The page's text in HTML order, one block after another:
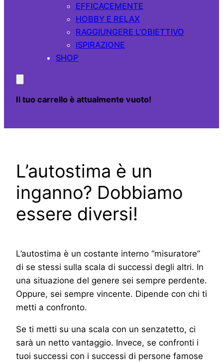
EFFICACEMENTE
HOBBY E RELAX
RAGGIUNGERE L’OBIETTIVO
ISPIRAZIONE
SHOP
Il tuo carrello è attualmente vuoto!
L’autostima è un
inganno? Dobbiamo
essere diversi!
L’autostima è un costante interno “misuratore”
di se stessi sulla scala di successi degli altri. In
una situazione del genere sei sempre perdente.
Oppure, sei sempre vincente. Dipende con chi ti
metti a confronto.
Se ti metti su una scala con un senzatetto, ci
sarà un netto vantaggio. Invece, se confronti i
tuoi successi con i successi di persone famose